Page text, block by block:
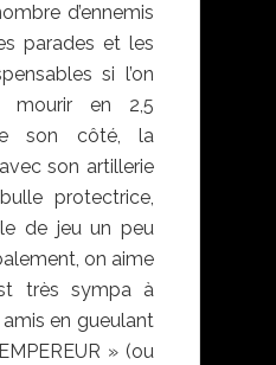
d’ennemis
parades et les
si l’on
en 2,5
son côté, la
son artillerie
protectrice,
de jeu un peu
on aime
très sympa à
en gueulant
» (ou